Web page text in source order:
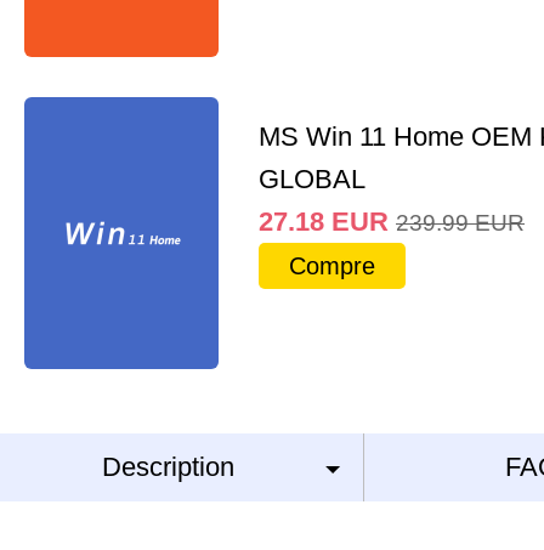
MS Win 11 Home OEM
GLOBAL
27.18 EUR 239.99 EUR
Compre
Description